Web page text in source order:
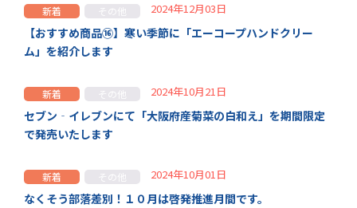
新着 その他 2024年12月03日
【おすすめ商品⑯】寒い季節に「エーコープハンドクリー
ム」を紹介します
新着 その他 2024年10月21日
セブン‐イレブンにて「大阪府産菊菜の白和え」を期間限定
で発売いたします
新着 その他 2024年10月01日
なくそう部落差別！１０月は啓発推進月間です。